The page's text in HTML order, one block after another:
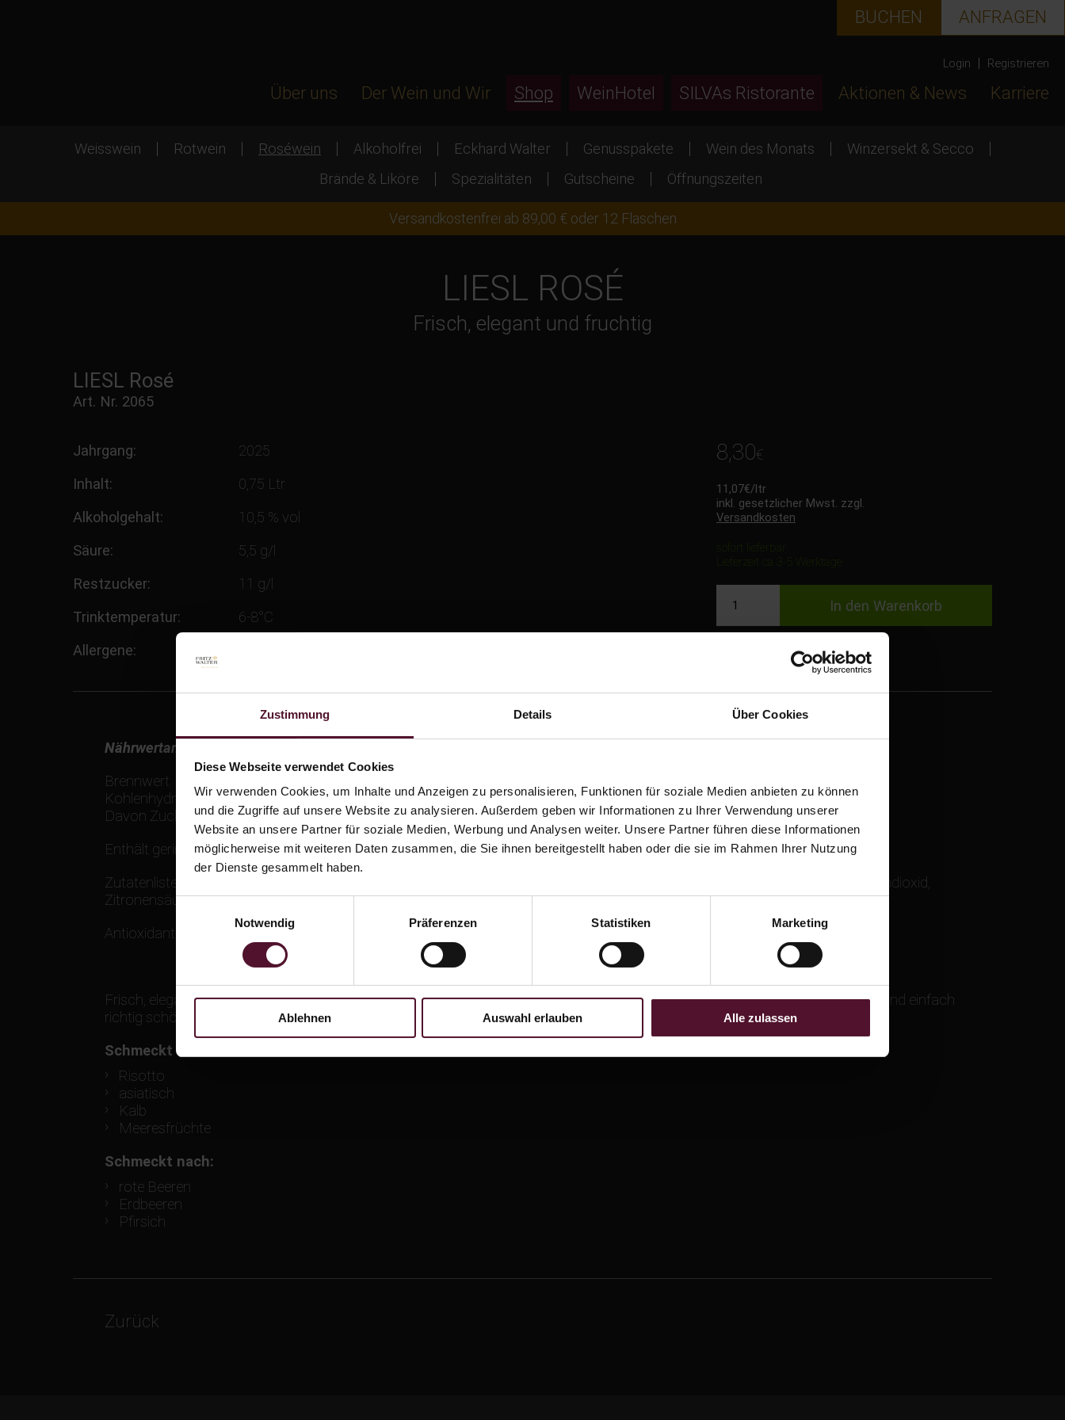
Zustimmung Details Über Cookies
Diese Webseite verwendet Cookies
Wir verwenden Cookies, um Inhalte und Anzeigen zu personalisieren, Funktionen für soziale Medien anbieten zu können
und die Zugriffe auf unsere Website zu analysieren. Außerdem geben wir Informationen zu Ihrer Verwendung unserer
Website an unsere Partner für soziale Medien, Werbung und Analysen weiter. Unsere Partner führen diese Informationen
möglicherweise mit weiteren Daten zusammen, die Sie ihnen bereitgestellt haben oder die sie im Rahmen Ihrer Nutzung
der Dienste gesammelt haben.
Einwilligungsauswahl
Notwendig
Präferenzen Statistiken Marketing
Ablehnen Auswahl erlauben Alle zulassen
BUCHEN ANFRAGEN
Login Registrieren
Über uns Der Wein und Wir Shop WeinHotel SILVAs Ristorante Aktionen & News Karriere
Weisswein Rotwein Roséwein Alkoholfrei Eckhard Walter Genusspakete Wein des Monats
Winzersekt & Secco
Brände & Liköre
Spezialitäten Gutscheine Öffnungszeiten
Versandkostenfrei ab 89,00 € oder 12 Flaschen
LIESL ROSÉ
Frisch, elegant und fruchtig
LIESL Rosé
Art. Nr. 2065
Jahrgang:
2025
Inhalt:
0,75 Ltr
Alkoholgehalt:
10,5 % vol
Säure:
5,5 g/l
Restzucker:
11 g/l
Trinktemperatur:
6-8°C
Allergene:
8,30€
11,07€/ltr
inkl. gesetzlicher Mwst. zzgl.
Versandkosten
sofort lieferbar
Lieferzeit ca 3-5 Werktage
Nährwertangaben: 100 ml enthalten durchschnittlich
Brennwert
Kohlenhydrate
2,0 g
Davon Zucker
1,1 g
Enthält geringfügige Mengen von Fett, gesättigten Fettsäuren, Eiweiß und Salz.
Zutatenliste: Zutaten: Trauben, Saccharose, Konservierungsstoff:
, L-Ascorbinsäure, Stabilisator: Metaweinsäure, Kohlendioxid,
Zitronensäure, Säureregulatoren: enthält Weinsäure und/oder Äpfelsäure und/oder Milchsäure
Antioxidantien:
Frisch, elegant und überraschend vielseitig: Dieser Rosé verbindet Frucht mit feinen Aromen von roten Beeren. Leicht, lebendig und einfach
richtig schön zu trinken.
Schmeckt zu:
Risotto
asiatisch
Kalb
Meeresfrüchte
Schmeckt nach:
rote Beeren
Erdbeeren
Pfirsich
Zurück